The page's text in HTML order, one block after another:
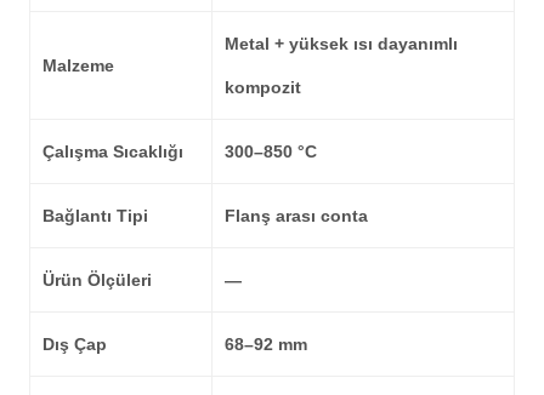
Malzeme
Metal + yüksek ısı dayanımlı
kompozit
Çalışma Sıcaklığı 300–850 °C
Bağlantı Tipi Flanş arası conta
Ürün Ölçüleri —
Dış Çap 68–92 mm